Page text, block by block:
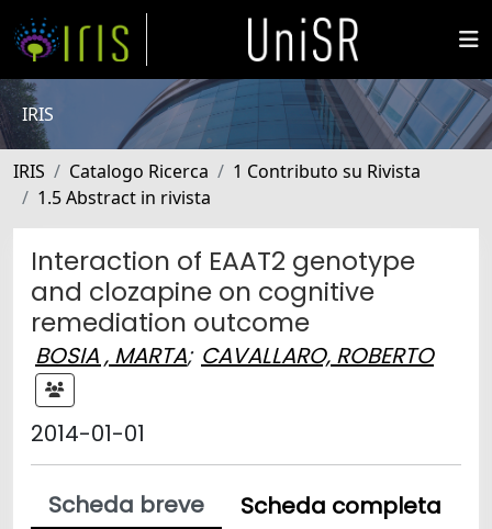
IRIS
IRIS Catalogo Ricerca
1 Contributo su Rivista
1.5 Abstract in rivista
Interaction of EAAT2 genotype
and clozapine on cognitive
remediation outcome
BOSIA , MARTA; CAVALLARO, ROBERTO
2014-01-01
Scheda breve
Scheda completa